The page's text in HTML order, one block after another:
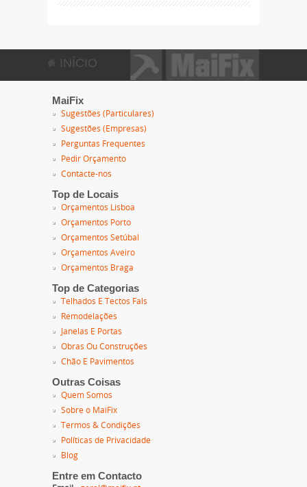
INÍCIO
MaiFix
Sugestões (Particulares)
Sugestões (Empresas)
Perguntas Frequentes
Pedir Orçamento
Contacte-nos
Top de Locais
Orçamentos Lisboa
Orçamentos Porto
Orçamentos Setúbal
Orçamentos Aveiro
Orçamentos Braga
Top de Categorias
Telhados E Tectos Fals
Remodelações
Janelas E Portas
Obras Ou Construções
Chão E Pavimentos
Outras Coisas
Quem Somos
Sobre o MaiFix
Termos & Condições
Políticas de Privacidade
Blog
Entre em Contacto